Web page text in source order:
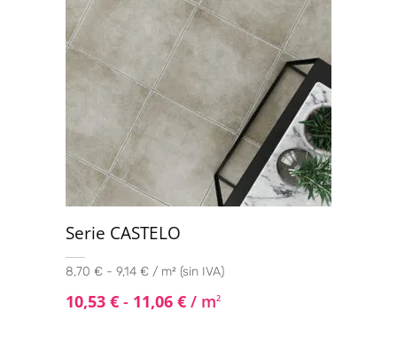
Serie CASTELO
8,70 € - 9,14 € / m² (sin IVA)
10,53 € - 11,06 € / m2